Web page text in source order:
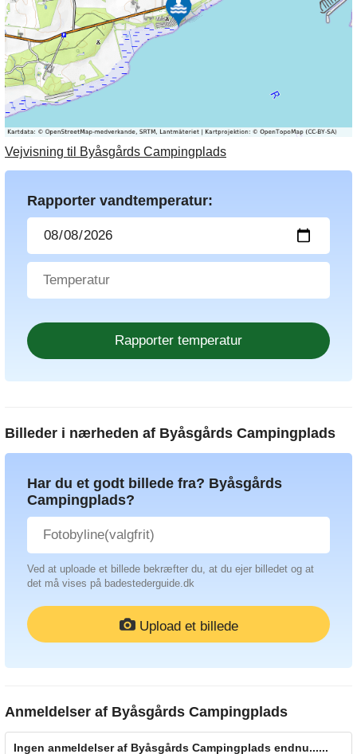
Vejvisning til Byåsgårds Campingplads
Rapporter vandtemperatur:
Billeder i nærheden af Byåsgårds Campingplads
Har du et godt billede fra? Byåsgårds
Campingplads?
Ved at uploade et billede bekræfter du, at du ejer billedet og at
det må vises på badestederguide.dk
Upload et billede
Anmeldelser af Byåsgårds Campingplads
Ingen anmeldelser af Byåsgårds Campingplads endnu......